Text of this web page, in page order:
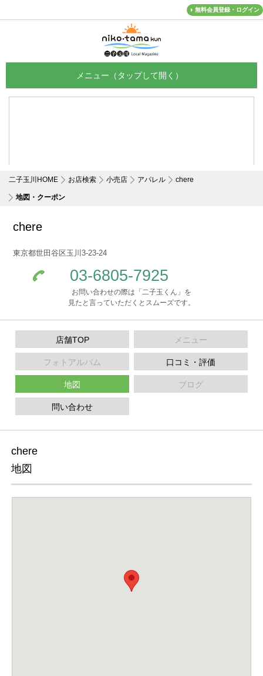
無料会員登録・ログイン
二子玉川HOME お店検索 小売店 アパレル chere
地図・クーポン
chere
東京都世田谷区玉川3-23-24
03-6805-7925
お問い合わせの際は「二子玉くん」を
見たと言っていただくとスムーズです。
店舗TOP メニュー
フォトアルバム 口コミ・評価
地図 ブログ
問い合わせ
chere
地図
メニュー